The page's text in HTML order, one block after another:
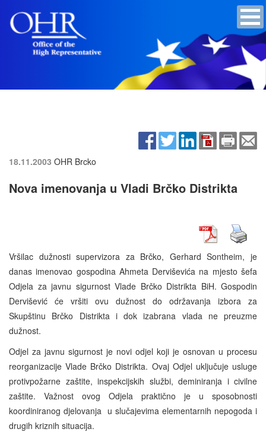
18.11.2003 OHR Brcko
Nova imenovanja u Vladi Brčko Distrikta
Vršilac dužnosti supervizora za Brčko, Gerhard Sontheim, je
danas imenovao gospodina Ahmeta Derviševića na mjesto šefa
Odjela za javnu sigurnost Vlade Brčko Distrikta BiH. Gospodin
Dervišević će vršiti ovu dužnost do održavanja izbora za
Skupštinu Brčko Distrikta i dok izabrana vlada ne preuzme
dužnost.
Odjel za javnu sigurnost je novi odjel koji je osnovan u procesu
reorganizacije Vlade Brčko Distrikta. Ovaj Odjel uključuje usluge
protivpožarne zaštite, inspekcijskih službi, deminiranja i civilne
zaštite. Važnost ovog Odjela praktično je u sposobnosti
koordiniranog djelovanja u slučajevima elementarnih nepogoda i
drugih kriznih situacija.